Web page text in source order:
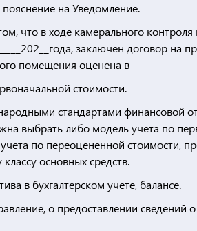
пояснение на Уведомление.
что в ходе камерального
заключен договор на
помещения оценена в
стоимости.
стандартами финансовой
выбрать либо модель учета по
по переоцененной стоимости,
основных средств.
в бухгалтерском учете, балансе.
о предоставлении сведений о